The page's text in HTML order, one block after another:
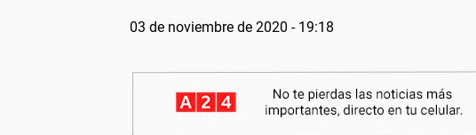
03 de noviembre de 2020 - 19:18